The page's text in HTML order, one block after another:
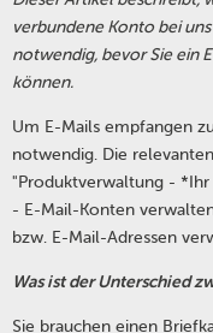
verbundene Konto bei
notwendig, bevor Sie ein
können.
Um E-Mails empfangen
notwendig. Die
"Produktverwaltung -
- E-Mail-Konten
bzw. E-Mail-Adressen
Was ist der Unterschied
Sie brauchen einen